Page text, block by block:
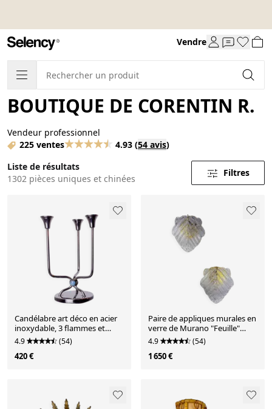
Vendre
BOUTIQUE DE CORENTIN R.
Vendeur professionnel
225 ventes
4.93 (54 avis)
Liste de résultats
1302 pièces uniques et chinées
Filtres
Candélabre art déco en acier
inoxydable, 3 flammes et
pierres bleues, Espagne, 1970
4.9 (54)
420 €
Paire de appliques murales en
verre de Murano "Feuille"
givré italien, années 1970
4.9 (54)
1 650 €